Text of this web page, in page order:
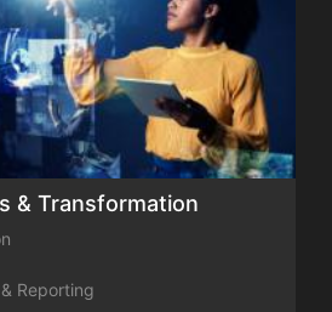
& Transformation
Reporting